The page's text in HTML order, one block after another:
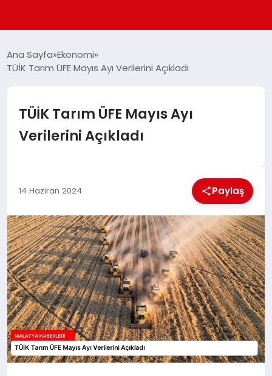
DÜNYA
EKONOMI
MAGAZIN
SAĞLIK
SIYASET
SPOR
Ana Sayfa Ekonomi
TÜİK Tarım ÜFE Mayıs Ayı Verilerini Açıkladı
TÜİK Tarım ÜFE Mayıs Ayı
Verilerini Açıkladı
14 Haziran 2024 Paylaş